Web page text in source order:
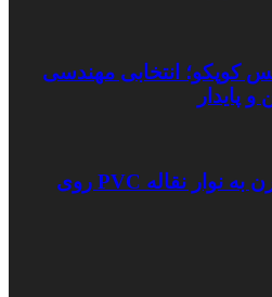
کوپکو؛ انتخابی مهندسی
پایدار
۵ دلیل که صنایع مدرن به نوار نقاله PVC روی